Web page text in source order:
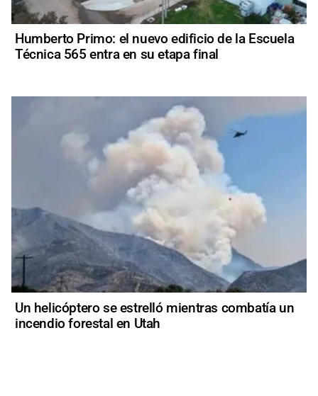
Humberto Primo: el nuevo edificio de la Escuela
Técnica 565 entra en su etapa final
Un helicóptero se estrelló mientras combatía un
incendio forestal en Utah